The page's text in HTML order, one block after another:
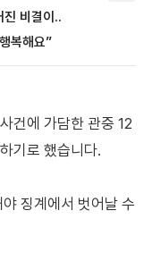
건에 가담한 관중 12
기로 했습니다.
징계에서 벗어날 수